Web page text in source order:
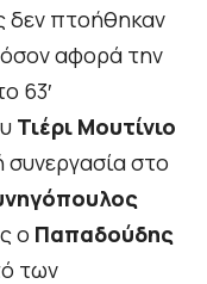
δεν πτοήθηκαν
αφορά την
63′
Τιέρι Μουτίνιο
στο
ο Παπαδούδης
των